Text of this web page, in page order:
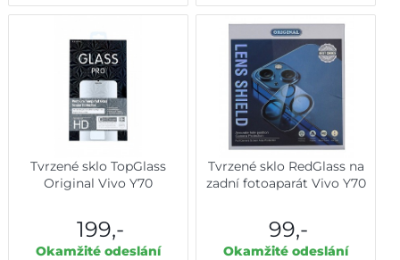
Tvrzené sklo TopGlass
Original Vivo Y70
199,-
Okamžité odeslání
Tvrzené sklo RedGlass na
zadní fotoaparát Vivo Y70
99,-
Okamžité odeslání